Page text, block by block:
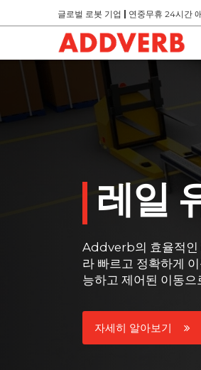
글로벌 로봇 기업 | 연중무휴 24시간
레일
Addverb의 효율적인
라 빠르고 정확하게
능하고 제어된 이동
자세히 알아보기